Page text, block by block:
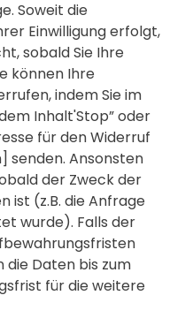
Soweit die
Einwilligung erfolgt,
sobald Sie Ihre
können Ihre
indem Sie im
Inhalt'Stop” oder
für den Widerruf
senden. Ansonsten
der Zweck der
ist (z.B. die Anfrage
wurde). Falls der
Daten bis zum
für die weitere